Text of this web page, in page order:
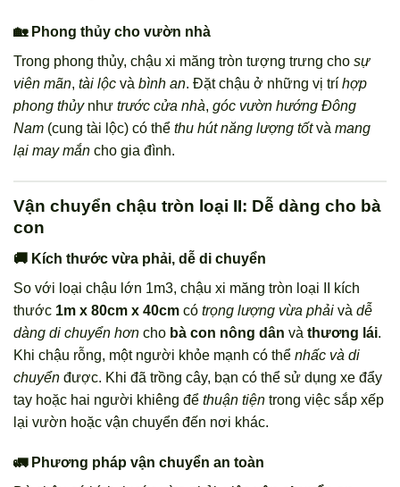
🏡 Phong thủy cho vườn nhà
Trong phong thủy, chậu xi măng tròn tượng trưng cho sự
viên mãn, tài lộc và bình an. Đặt chậu ở những vị trí hợp
phong thủynhư trước cửa nhà, góc vườn hướng Đông
Nam (cung tài lộc) có thể thu hút năng lượng tốtvà mang
lại may mắn cho gia đình.
Vận chuyển chậu tròn loại II: Dễ dàng cho bà
con
🚚 Kích thước vừa phải, dễ di chuyển
So với loại chậu lớn 1m3, chậu xi măng tròn loại II kích
thước 1m x 80cm x 40cm có trọng lượng vừa phải và dễ
dàng di chuyển hơn cho bà con nông dân và thương lái.
Khi chậu rỗng, một người khỏe mạnh có thể nhấc và di
chuyển được. Khi đã trồng cây, bạn có thể sử dụng xe đẩy
tay hoặc hai người khiêng để thuận tiện trong việc sắp xếp
lại vườn hoặc vận chuyển đến nơi khác.
🚛 Phương pháp vận chuyển an toàn